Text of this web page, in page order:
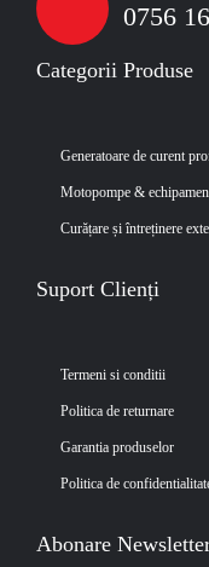
0756
Categorii Produse
Generatoare de curent
Motopompe &
Curățare și întreținere
Suport Clienți
Termeni si conditii
Politica de returnare
Garantia produselor
Politica de
Abonare